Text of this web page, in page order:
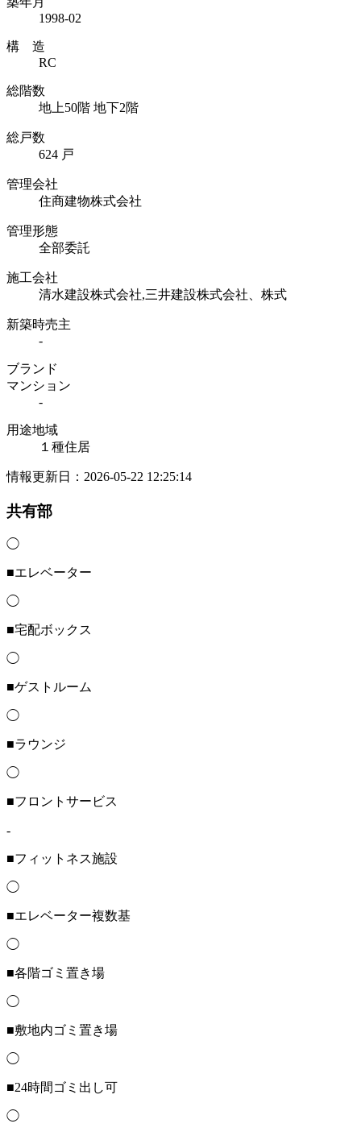
1998-02
構 造
RC
総階数
地上50階 地下2階
総戸数
624 戸
管理会社
住商建物株式会社
管理形態
全部委託
施工会社
清水建設株式会社,三井建設株式会社、株式
新築時売主
-
ブランド
マンション
-
用途地域
１種住居
情報更新日：2026-05-22 12:25:14
共有部
◯
■エレベーター
◯
■宅配ボックス
◯
■ゲストルーム
◯
■ラウンジ
◯
■フロントサービス
-
■フィットネス施設
◯
■エレベーター複数基
◯
■各階ゴミ置き場
◯
■敷地内ゴミ置き場
◯
■24時間ゴミ出し可
◯